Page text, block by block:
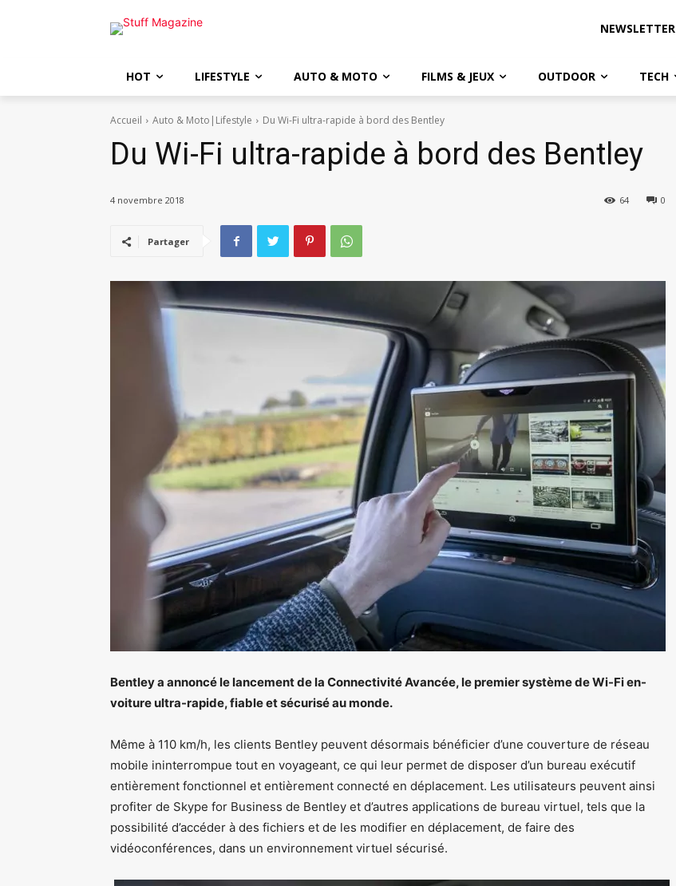
NEWSLETTER
HOT LIFESTYLE AUTO & MOTO FILMS & JEUX OUTDOOR TECH
Accueil Auto & Moto|Lifestyle Du Wi-Fi ultra-rapide à bord des Bentley
Du Wi-Fi ultra-rapide à bord des Bentley
4 novembre 2018 0
64
Partager
Bentley a annoncé le lancement de la Connectivité Avancée, le premier système de Wi-Fi en-
voiture ultra-rapide, fiable et sécurisé au monde.
Même à 110 km/h, les clients Bentley peuvent désormais bénéficier d’une couverture de réseau
mobile ininterrompue tout en voyageant, ce qui leur permet de disposer d’un bureau exécutif
entièrement fonctionnel et entièrement connecté en déplacement. Les utilisateurs peuvent ainsi
profiter de Skype for Business de Bentley et d’autres applications de bureau virtuel, tels que la
possibilité d’accéder à des fichiers et de les modifier en déplacement, de faire des
vidéoconférences, dans un environnement virtuel sécurisé.